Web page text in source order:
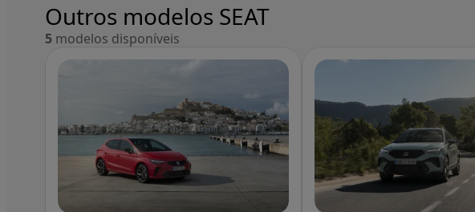
Outros modelos SEAT
5 modelos disponíveis